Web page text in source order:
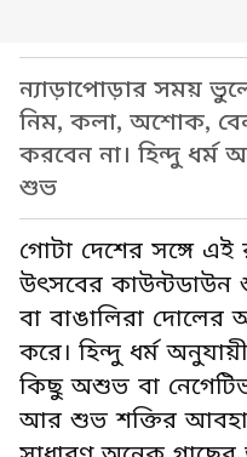
ন্যাড়াপোড়ার সময়
নিম, কলা, অশোক,
করবেন না। হিন্দু
শুভ
গোটা দেশের সঙ্গে
উৎসবের কাউন্টডাউন
বা বাঙালিরা দোলের
করে। হিন্দু ধর্ম
কিছু অশুভ বা
আর শুভ শক্তির